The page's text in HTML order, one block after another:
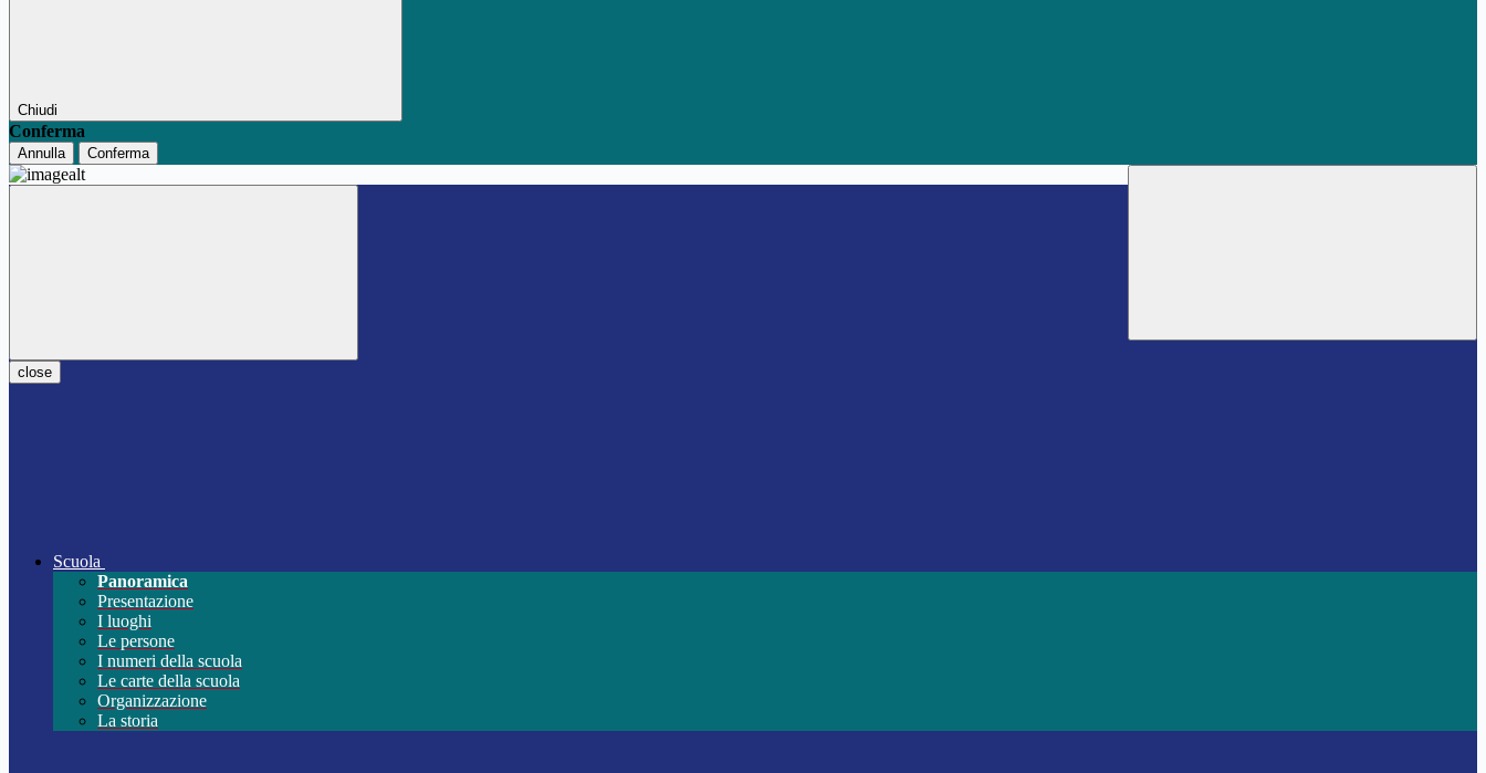
Chiudi
Conferma
Annulla Conferma
close
Scuola
Panoramica
Presentazione
I luoghi
Le persone
I numeri della scuola
Le carte della scuola
Organizzazione
La storia